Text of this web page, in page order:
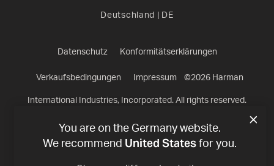
Deutschland DE
Datenschutz Konformitätserklärungen
Verkaufsbedingungen Impressum ©2026Harman
International Industries, Incorporated. All rights reserved.
You are on the Germany website.
We recommend United States for you.